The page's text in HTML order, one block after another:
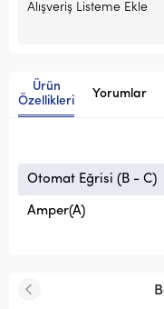
Alışveriş Listeme Ekle
Ürün
Özellikleri
Yorumlar
Otomat Eğrisi (B - C)
Amper(A)